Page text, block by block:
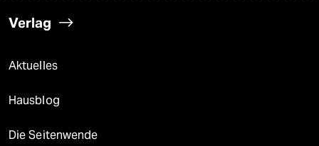
Verlag
Aktuelles
Hausblog
Die Seitenwende